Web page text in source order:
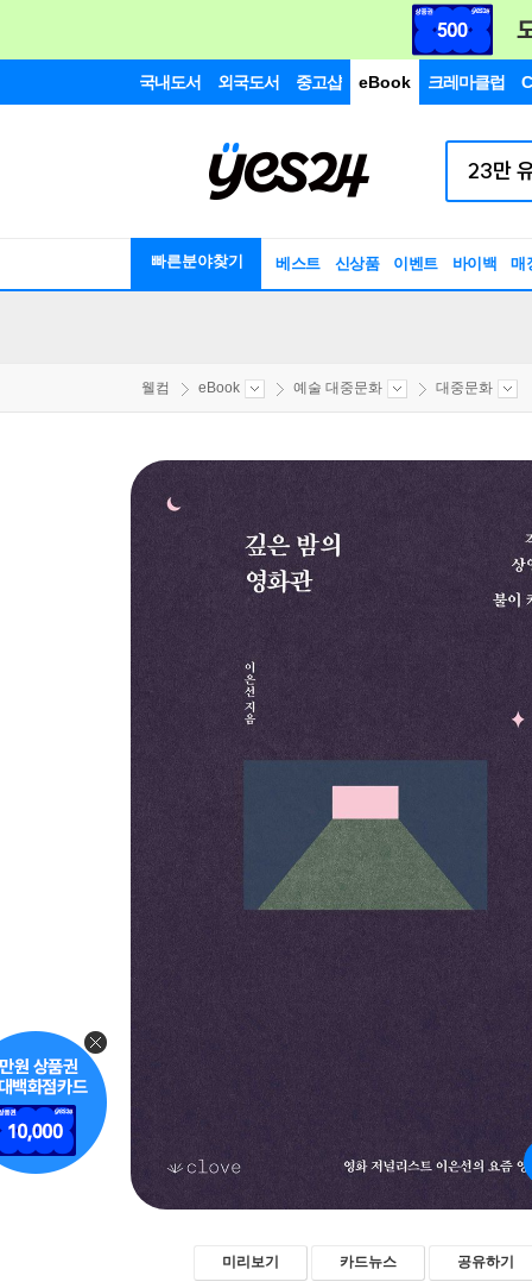
국내도서 외국도서 중고샵 eBook 크레마클럽
빠른분야찾기 베스트 신상품 이벤트 바이백 매
웰컴 eBook 예술 대중문화 대중문화
미리보기 카드뉴스 공유하기